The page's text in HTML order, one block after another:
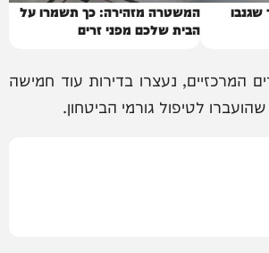
שגנבו
המשטרה מזהירה: כך תשמרו על
הבית שלכם מפני זרים
המרכזיים, נעצרו בדירות עוד חמישה
לטיפול גורמי הביטחון.